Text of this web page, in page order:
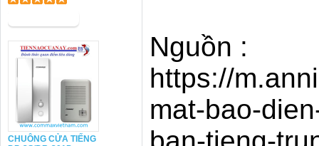
CHUÔNG CỬA TIẾNG
Nguồn :
https://
mat-bao-